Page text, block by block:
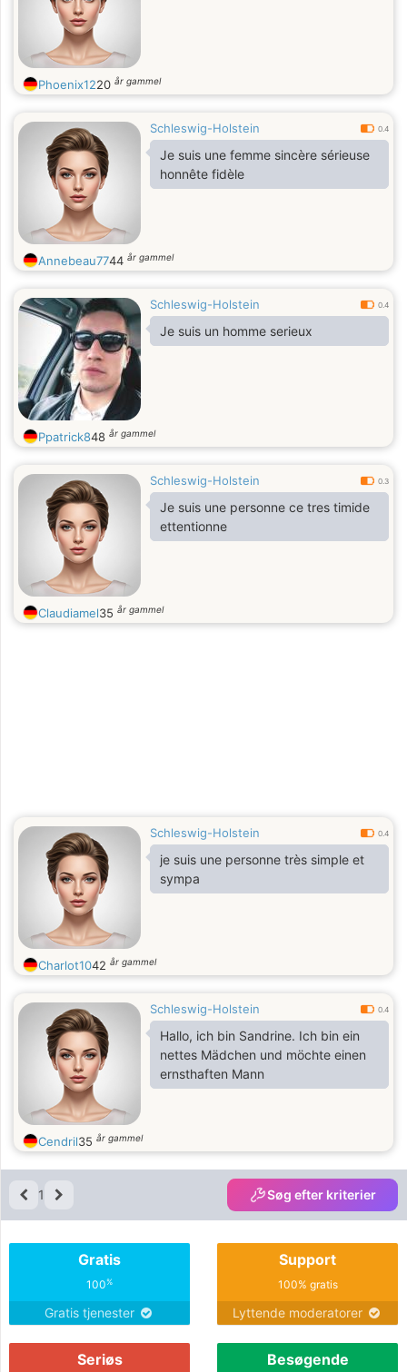
Phoenix1220 år gammel
Schleswig-Holstein 0.4
Je suis une femme sincère sérieuse
honnête fidèle
Annebeau7744 år gammel
Schleswig-Holstein 0.4
Je suis un homme serieux
Ppatrick848 år gammel
Schleswig-Holstein 0.3
Je suis une personne ce tres timide
ettentionne
Claudiamel35 år gammel
Schleswig-Holstein 0.4
je suis une personne très simple et
sympa
Charlot1042 år gammel
Schleswig-Holstein 0.4
Hallo, ich bin Sandrine. Ich bin ein
nettes Mädchen und möchte einen
ernsthaften Mann
Cendril35 år gammel
1 Søg efter kriterier
Gratis
100%
Gratis tjenester
Support
100% gratis
Lyttende moderatorer
Seriøs Besøgende